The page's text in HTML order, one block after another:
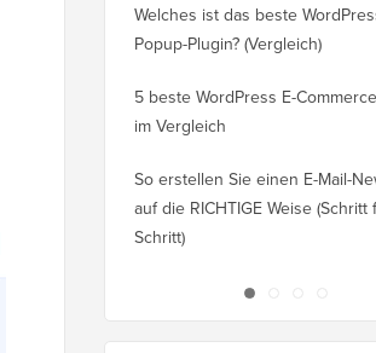
Welches ist das beste
Popup-Plugin? (Vergleich)
5 beste WordPress E-
im Vergleich
So erstellen Sie einen E-Mail-
auf die RICHTIGE Weise (Schritt
Schritt)